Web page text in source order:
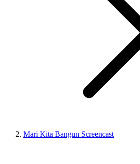
Mari Kita Bangun Screencast